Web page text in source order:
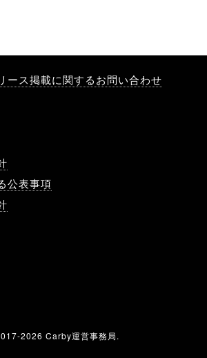
ース掲載に関するお問い合わせ
公表事項
2026 Carby運営事務局.